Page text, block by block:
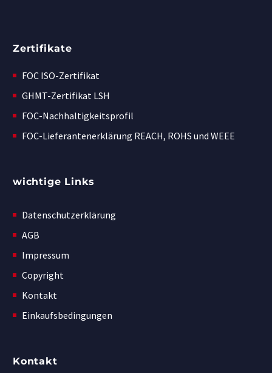
Zertifikate
FOC ISO-Zertifikat
GHMT-Zertifikat LSH
FOC-Nachhaltigkeitsprofil
FOC-Lieferantenerklärung REACH, ROHS und WEEE
wichtige Links
Datenschutzerklärung
AGB
Impressum
Copyright
Kontakt
Einkaufsbedingungen
Kontakt